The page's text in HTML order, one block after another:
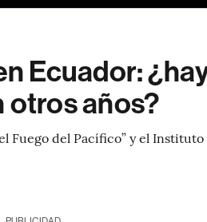
Ecuador:
otros años?
Fuego del Pacífico” y el Instituto